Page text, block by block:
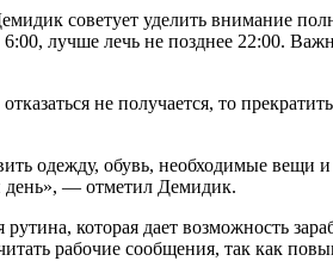
советует уделить внимание
лучше лечь не позднее 22:00.
не получается, то
одежду, обувь, необходимые вещи
день», — отметил Демидик.
которая дает возможность
рабочие сообщения, так как